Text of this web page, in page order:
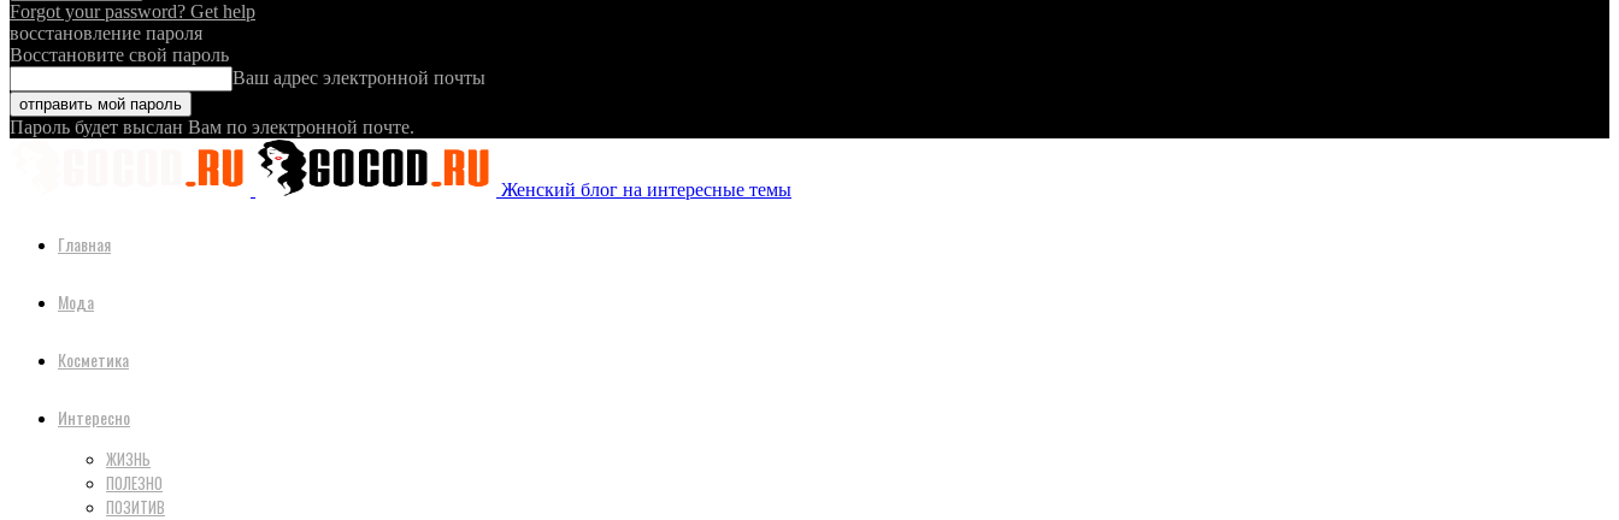
Forgot your password? Get help
восстановление пароля
Восстановите свой пароль
Ваш адрес электронной почты
Пароль будет выслан Вам по электронной почте.
Женский блог на интересные темы
Главная
Мода
Косметика
Интересно
ЖИЗНЬ
ПОЛЕЗНО
ПОЗИТИВ